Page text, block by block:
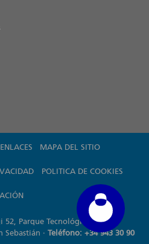
ENLACES MAPA DEL SITIO
POLITICA DE COOKIES
52, Parque Tecnológico de
Sebastián · Teléfono: +34 943 30 90